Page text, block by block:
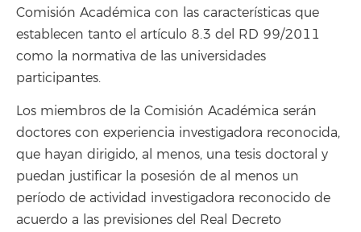
Comisión Académica con las características que
establecen tanto el artículo 8.3 del RD 99/2011
como la normativa de las universidades
participantes.
Los miembros de la Comisión Académica serán
doctores con experiencia investigadora reconocida,
que hayan dirigido, al menos, una tesis doctoral y
puedan justificar la posesión de al menos un
período de actividad investigadora reconocido de
acuerdo a las previsiones del Real Decreto